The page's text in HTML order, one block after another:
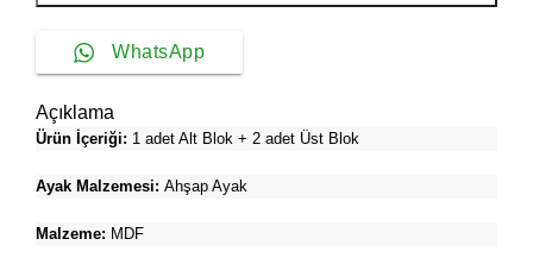
WhatsApp
Açıklama
Ürün İçeriği: 1 adet Alt Blok + 2 adet Üst Blok
Ayak Malzemesi: Ahşap Ayak
Malzeme: MDF